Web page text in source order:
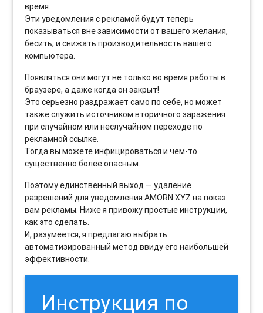
время.
Эти уведомления с рекламой будут теперь
показываться вне зависимости от вашего желания,
бесить, и снижать производительность вашего
компьютера.
Появляться они могут не только во время работы в
браузере, а даже когда он закрыт!
Это серьезно раздражает само по себе, но может
также служить источником вторичного заражения
при случайном или неслучайном переходе по
рекламной ссылке.
Тогда вы можете инфицироваться и чем-то
существенно более опасным.
Поэтому единственный выход — удаление
разрешений для уведомления AMORN.XYZ на показ
вам рекламы. Ниже я привожу простые инструкции,
как это сделать.
И, разумеется, я предлагаю выбрать
автоматизированный метод ввиду его наибольшей
эффективности.
Инструкция по